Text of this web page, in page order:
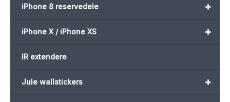
+
iPhone 8 reservedele
+
iPhone X / iPhone XS
IR extendere
+
Jule wallstickers